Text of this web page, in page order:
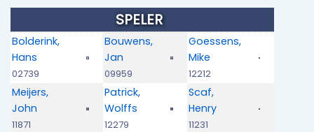
SPELER
Bolderink,
Hans
02739
Bouwens,
Jan
09959
Goessens,
Mike
12212
Meijers,
John
11871
Patrick,
Wolffs
12279
Scaf,
Henry
11231